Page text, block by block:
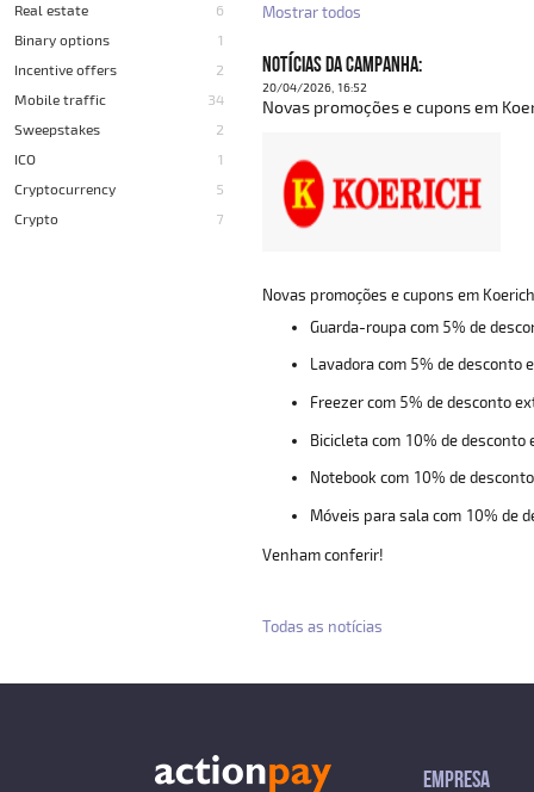
Real estate
6
Binary options
1
Incentive offers
2
Mobile traffic
34
Sweepstakes
2
ICO
1
Cryptocurrency
5
Crypto
7
Mostrar todos
NOTÍCIAS DA CAMPANHA:
20/04/2026, 16:52
Novas promoções e cupons em
Novas promoções e cupons em
Guarda-roupa com 5% de
Lavadora com 5% de desconto
Freezer com 5% de desconto
Bicicleta com 10% de desconto
Notebook com 10% de
Móveis para sala com 10% de
Venham conferir!
Todas as notícias
EMPRESA